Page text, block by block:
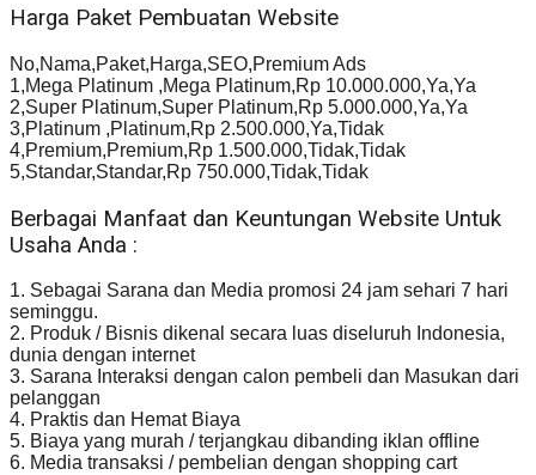
Harga Paket Pembuatan Website
No,Nama,Paket,Harga,SEO,Premium Ads
1,Mega Platinum ,Mega Platinum,Rp 10.000.000,Ya,Ya
2,Super Platinum,Super Platinum,Rp 5.000.000,Ya,Ya
3,Platinum ,Platinum,Rp 2.500.000,Ya,Tidak
4,Premium,Premium,Rp 1.500.000,Tidak,Tidak
5,Standar,Standar,Rp 750.000,Tidak,Tidak
Berbagai Manfaat dan Keuntungan Website Untuk
Usaha Anda :
1. Sebagai Sarana dan Media promosi 24 jam sehari 7 hari
seminggu.
2. Produk / Bisnis dikenal secara luas diseluruh Indonesia,
dunia dengan internet
3. Sarana Interaksi dengan calon pembeli dan Masukan dari
pelanggan
4. Praktis dan Hemat Biaya
5. Biaya yang murah / terjangkau dibanding iklan offline
6. Media transaksi / pembelian dengan shopping cart